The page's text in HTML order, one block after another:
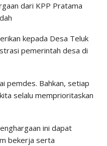
dari KPP Pratama
kepada Desa Teluk
pemerintah desa di
pemdes. Bahkan, setiap
selalu memprioritaskan
ini dapat
bekerja serta